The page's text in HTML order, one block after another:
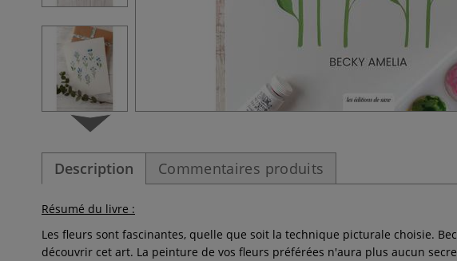
Description Commentaires produits
Résumé du livre :
Les fleurs sont fascinantes, quelle que soit la technique picturale choisie.
découvrir cet art. La peinture de vos fleurs préférées n'aura plus aucun